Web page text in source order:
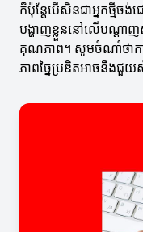
ក៏ប៉ុន្តែបើសិនជាអ្នកថ្មីចង់
បង្ហាញខ្លួននៅលើបណ្ដាញ
គុណភាព។ សូមចំណាំថាកា
ភាពច្នៃប្រឌិតអាចនឹង